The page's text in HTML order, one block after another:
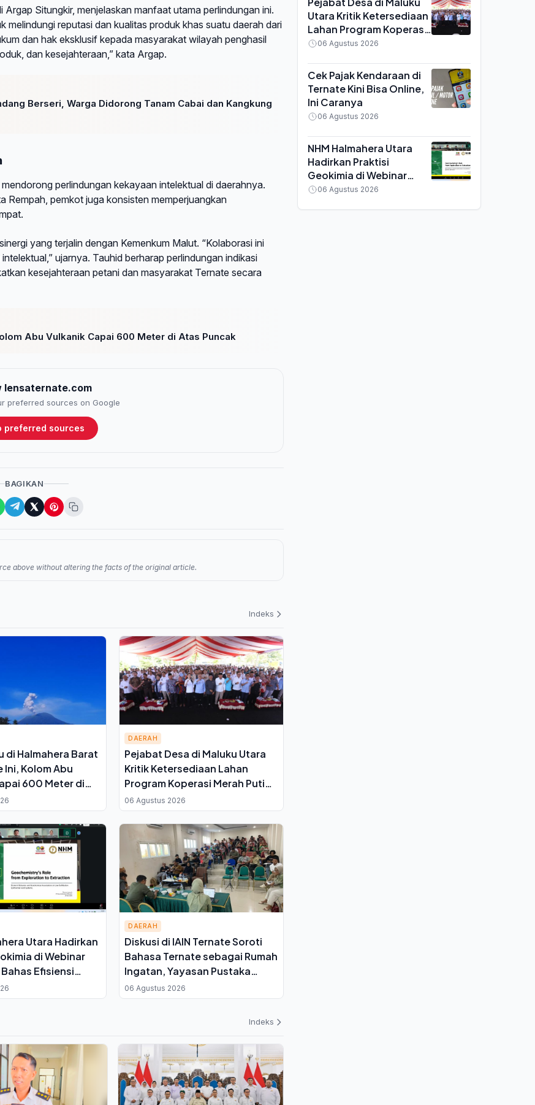
Situngkir, menjelaskan manfaat utama perlindungan ini.
melindungi reputasi dan kualitas produk khas suatu daerah dari
dan hak eksklusif kepada masyarakat wilayah penghasil
dan kesejahteraan,” kata Argap.
Berseri, Warga Didorong Tanam Cabai dan Kangkung
perlindungan kekayaan intelektual di daerahnya.
Rempah, pemkot juga konsisten memperjuangkan
yang terjalin dengan Kemenkum Malut. “Kolaborasi ini
ujarnya. Tauhid berharap perlindungan indikasi
kesejahteraan petani dan masyarakat Ternate secara
Abu Vulkanik Capai 600 Meter di Atas Puncak
lensaternate.com
preferred sources on Google
preferred sources
BAGIKAN
above without altering the facts of the original article.
Indeks
di Halmahera Barat
Ini, Kolom Abu
600 Meter di
DAERAH
Pejabat Desa di Maluku Utara
Kritik Ketersediaan Lahan
Program Koperasi Merah Putih
saat Seminar di Ternate
06 Agustus 2026
Utara Hadirkan
di Webinar
Bahas Efisiensi
DAERAH
Diskusi di IAIN Ternate Soroti
Bahasa Ternate sebagai Rumah
Ingatan, Yayasan Pustaka
Pangaji Siap Kawal Regulasi
06 Agustus 2026
Indeks
Utara Kritik Ketersediaan
Lahan Program Koperasi
Merah Putih saat Seminar
06 Agustus 2026
Cek Pajak Kendaraan di
Ternate Kini Bisa Online,
Ini Caranya
06 Agustus 2026
NHM Halmahera Utara
Hadirkan Praktisi
Geokimia di Webinar
MGEI UNG, Bahas
06 Agustus 2026